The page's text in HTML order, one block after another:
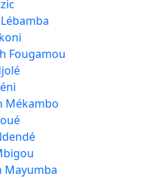
Fougamou
Mékambo
Mayumba